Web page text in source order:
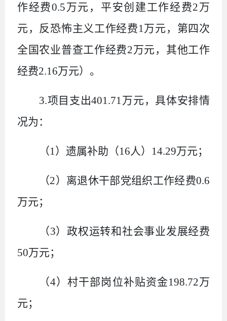
作经费0.5万元，平安创建工作经费2万
元，反恐怖主义工作经费1 万元，第四次
全国农业普查工作经费2万元，其他工作
经费2.16万元）。
3.项目支出401.71 万元，具体安排情
况为：
（1 ）遗属补助（16 人） 14.29万元；
（2）离退休干部党组织工作经费0.6
万元；
（3）政权运转和社会事业发展经费
50万元；
（4）村干部岗位补贴资金198.72万
元；